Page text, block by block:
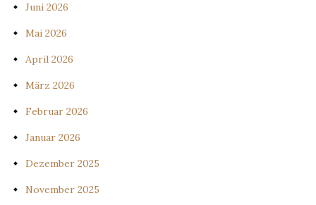
Juni 2026
Mai 2026
April 2026
März 2026
Februar 2026
Januar 2026
Dezember 2025
November 2025